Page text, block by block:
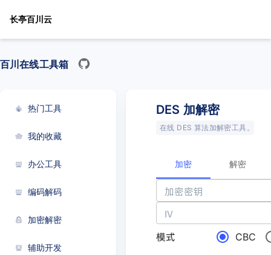
长亭百川云
百川在线工具箱
热门工具
我的收藏
办公工具
编码解码
加密解密
辅助开发
DES 加解密
在线 DES 算法加解密工具。
加密 解密
加密密钥
IV
模式
CBC